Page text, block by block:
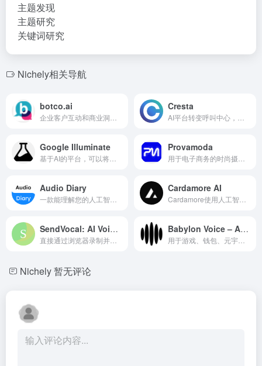
主题发现
主题研究
关键词研究
Nichely相关导航
botco.ai Cresta
Google Illuminate Provamoda
Audio Diary Cardamore AI
SendVocal: AI Voice Mail & Transcription Babylon Voice – AI Voice GPT and VoiceID
Nichely暂无评论